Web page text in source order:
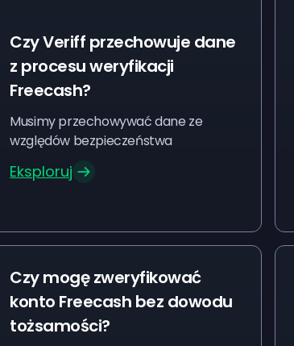
Czy Veriff przechowuje dane
z procesu weryfikacji
Freecash?
Musimy przechowywać dane ze
względów bezpieczeństwa
Eksploruj
Czy mogę zweryfikować
konto Freecash bez dowodu
tożsamości?